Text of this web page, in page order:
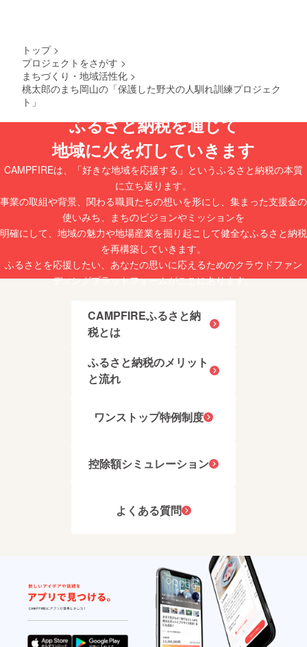
トップ >
プロジェクトをさがす >
まちづくり・地域活性化 >
桃太郎のまち岡山の「保護した野犬の人馴れ訓練プロジェク
ト」
ふるさと納税を通じて
地域に火を灯していきます
CAMPFIREは、「好きな地域を応援する」というふるさと納税の本質
に立ち返ります。
事業の取組や背景、関わる職員たちの想いを形にし、集まった支援金の
使いみち、まちのビジョンやミッションを
明確にして、地域の魅力や地場産業を掘り起こして健全なふるさと納税
を再構築していきます。
ふるさとを応援したい、あなたの思いに応えるためのクラウドファン
ディングプラットフォームがここにあります。
CAMPFIREふるさと納
税とは
ふるさと納税のメリット
と流れ
ワンストップ特例制度
控除額シミュレーション
よくある質問